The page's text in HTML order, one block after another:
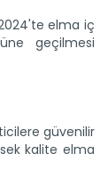
elma iç
geçilmesi
güvenilir
kalite elma